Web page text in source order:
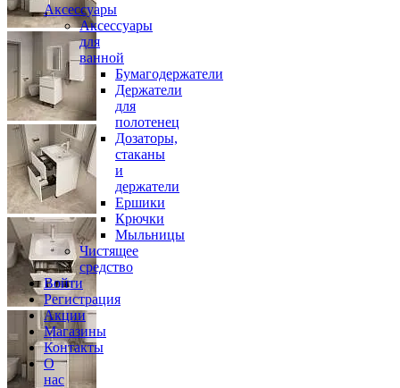
Аксессуары
Аксессуары
для
ванной
Бумагодержатели
Держатели
для
полотенец
Дозаторы,
стаканы
и
держатели
Ершики
Крючки
Мыльницы
Чистящее
средство
Войти
Регистрация
Акции
Магазины
Контакты
О
нас